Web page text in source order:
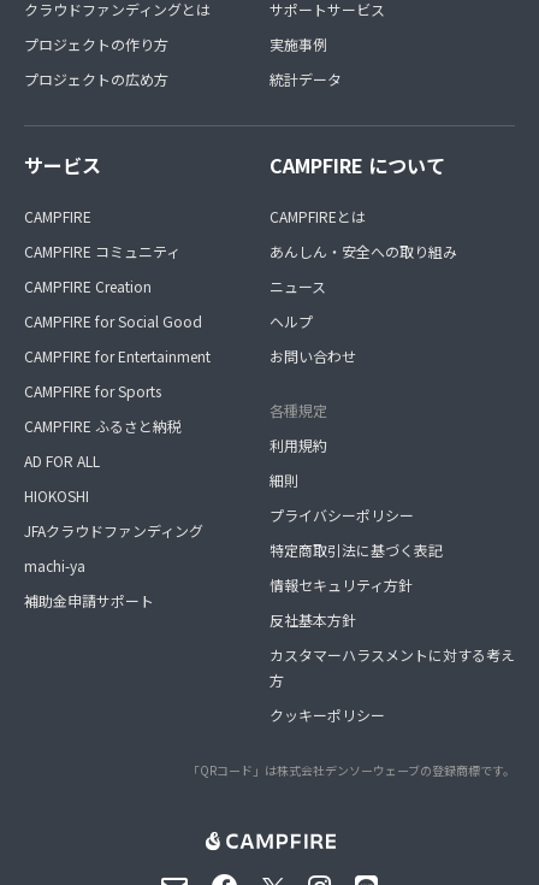
クラウドファンディングとは
プロジェクトの作り方
プロジェクトの広め方
サポートサービス
実施事例
統計データ
サービス
CAMPFIRE
CAMPFIRE コミュニティ
CAMPFIRE Creation
CAMPFIRE for Social Good
CAMPFIRE for Entertainment
CAMPFIRE for Sports
CAMPFIRE ふるさと納税
AD FOR ALL
HIOKOSHI
JFAクラウドファンディング
machi-ya
補助金申請サポート
CAMPFIRE について
CAMPFIREとは
あんしん・安全への取り組み
ニュース
ヘルプ
お問い合わせ
各種規定
利用規約
細則
プライバシーポリシー
特定商取引法に基づく表記
情報セキュリティ方針
反社基本方針
カスタマーハラスメントに対する考え
方
クッキーポリシー
「QRコード」は株式会社デンソーウェーブの登録商標です。